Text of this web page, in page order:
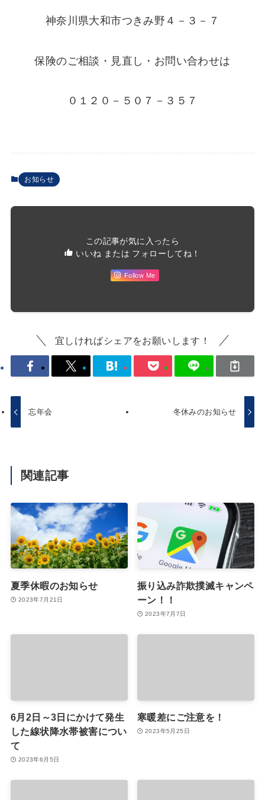
神奈川県大和市つきみ野４－３－７
保険のご相談・見直し・お問い合わせは
０１２０－５０７－３５７
お知らせ
この記事が気に入ったら
いいね または フォローしてね！
Follow Me
宜しければシェアをお願いします！
忘年会 冬休みのお知らせ
関連記事
夏季休暇のお知らせ
2023年7月21日
振り込み詐欺撲滅キャンペ
ーン！！
2023年7月7日
6月2日～3日にかけて発生
した線状降水帯被害につい
て
2023年6月5日
寒暖差にご注意を！
2023年5月25日